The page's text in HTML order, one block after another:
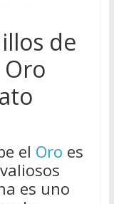
de
el Oro es
es uno